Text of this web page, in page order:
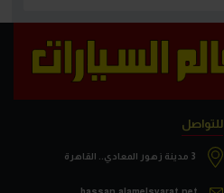
للتواصل
3 مدينة زهور المعادي.. القاهرة